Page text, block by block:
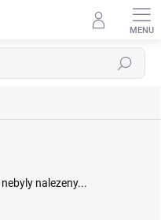
Hledat
nebyly nalezeny...